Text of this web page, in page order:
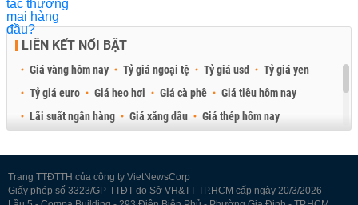
LIÊN KẾT NỔI BẬT
Giá vàng hôm nay Tỷ giá ngoại tệ Tỷ giá usd
Tỷ giá yen
Tỷ giá euro
Giá heo hơi Giá cà phê
Giá tiêu hôm nay
Lãi suất ngân hàng
Giá xăng dầu
Giá thép hôm nay
Trang TTĐTTH của công ty VietNewsCorp
Giấy phép số 3323/GP-TTĐT do Sở VH&TT TP.HCM cấp ngày 20/3/2026